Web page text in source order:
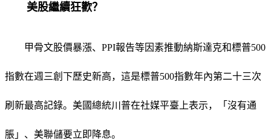
美股繼續狂歡？
甲骨文股價暴漲、PPI報告等因素推動納斯達克和標普500
指數在週三創下歷史新高，這是標普500指數年內第二十三次
刷新最高記錄。美國總統川普在社媒平臺上表示，「沒有通
脹」、美聯儲要立即降息。